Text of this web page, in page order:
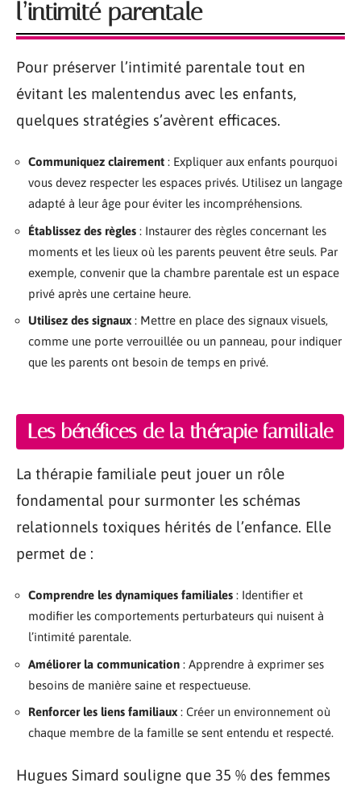
l’intimité parentale
Pour préserver l’intimité parentale tout en
évitant les malentendus avec les enfants,
quelques stratégies s’avèrent efficaces.
Communiquez clairement : Expliquer aux enfants pourquoi
vous devez respecter les espaces privés. Utilisez un langage
adapté à leur âge pour éviter les incompréhensions.
Établissez des règles : Instaurer des règles concernant les
moments et les lieux où les parents peuvent être seuls. Par
exemple, convenir que la chambre parentale est un espace
privé après une certaine heure.
Utilisez des signaux : Mettre en place des signaux visuels,
comme une porte verrouillée ou un panneau, pour indiquer
que les parents ont besoin de temps en privé.
Les bénéfices de la thérapie familiale
La thérapie familiale peut jouer un rôle
fondamental pour surmonter les schémas
relationnels toxiques hérités de l’enfance. Elle
permet de :
Comprendre les dynamiques familiales : Identifier et
modifier les comportements perturbateurs qui nuisent à
l’intimité parentale.
Améliorer la communication : Apprendre à exprimer ses
besoins de manière saine et respectueuse.
Renforcer les liens familiaux : Créer un environnement où
chaque membre de la famille se sent entendu et respecté.
Hugues Simard souligne que 35 % des femmes